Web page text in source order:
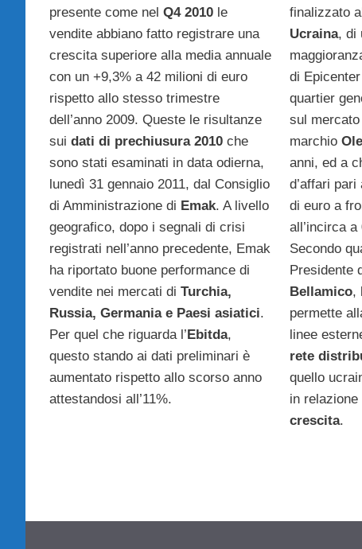
presente come nel Q4 2010 le
vendite abbiano fatto registrare una
crescita superiore alla media annuale
con un +9,3% a 42 milioni di euro
rispetto allo stesso trimestre
dell’anno 2009. Queste le risultanze
sui dati di prechiusura 2010 che
sono stati esaminati in data odierna,
lunedì 31 gennaio 2011, dal Consiglio
di Amministrazione di Emak. A livello
geografico, dopo i segnali di crisi
registrati nell’anno precedente, Emak
ha riportato buone performance di
vendite nei mercati di Turchia,
Russia, Germania e Paesi asiatici.
Per quel che riguarda l’ Ebitda,
questo stando ai dati preliminari è
aumentato rispetto allo scorso anno
attestandosi all’11%.
finalizzato
Ucraina, di
di
quartier
sul mercato
marchio
anni, ed a
d’affari
di euro a
all’incirca
Secondo
Presidente
Bellamico,
permette
linee
rete
quello
in relazione
crescita.